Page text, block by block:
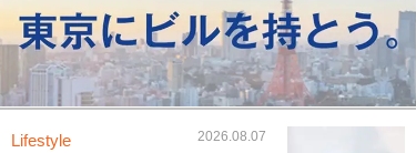
Lifestyle 2026.08.07